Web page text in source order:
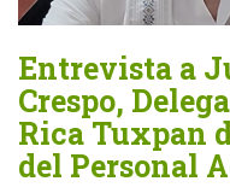
Entrevista a
Crespo,
Rica Tuxpan
del Personal